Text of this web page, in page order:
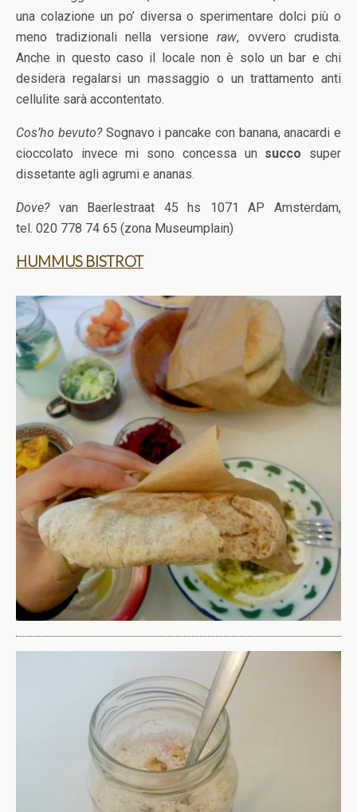
una colazione un po’ diversa o sperimentare dolci più o
meno tradizionali nella versione raw, ovvero crudista.
Anche in questo caso il locale non è solo un bar e chi
desidera regalarsi un massaggio o un trattamento anti
cellulite sarà accontentato.
Cos’ho bevuto? Sognavo i pancake con banana, anacardi e
cioccolato invece mi sono concessa un succo super
dissetante agli agrumi e ananas.
Dove?van Baerlestraat 45 hs 1071 AP Amsterdam,
tel. 020 778 74 65 (zona Museumplain)
HUMMUS BISTROT